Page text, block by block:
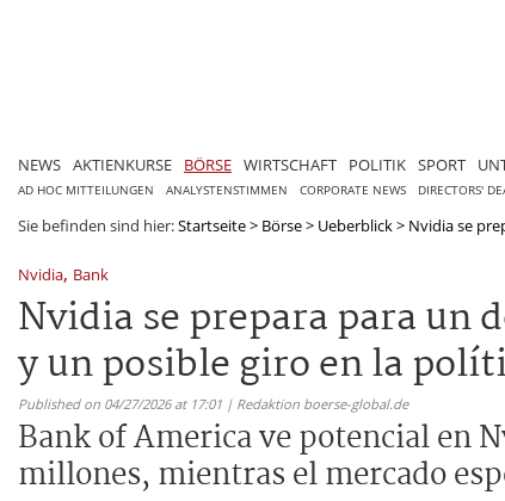
NEWS AKTIENKURSE BÖRSE WIRTSCHAFT POLITIK SPORT
AD HOC MITTEILUNGEN ANALYSTENSTIMMEN CORPORATE NEWS DIRECTORS'
Sie befinden sind hier:Startseite> Börse> Ueberblick> Nvidia se
Nvidia, Bank
Nvidia se prepara para un
y un posible giro en la
Published on 04/27/2026 at 17:01 | Redaktion boerse-global.de
Bank of America ve potencial en
millones, mientras el mercado